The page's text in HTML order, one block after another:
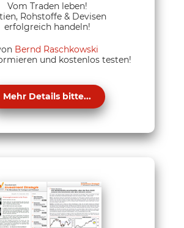
Vom Traden leben!
Rohstoffe & Devisen
erfolgreich handeln!
Bernd Raschkowski
und kostenlos testen!
Mehr Details bitte...